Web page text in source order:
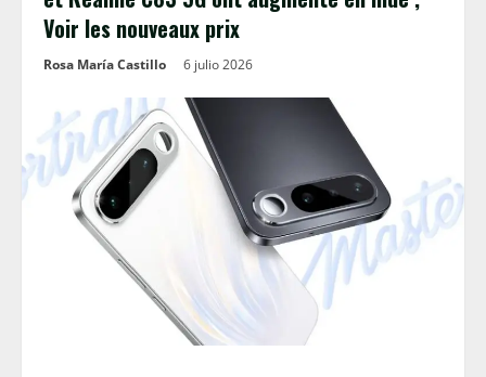
Voir les nouveaux prix
Rosa María Castillo 6 julio 2026